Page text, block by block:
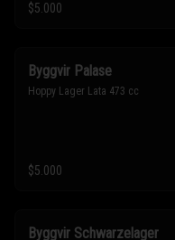
$5.000
Byggvir Palase
Hoppy Lager Lata 473 cc
$5.000
Byggvir Schwarzelager